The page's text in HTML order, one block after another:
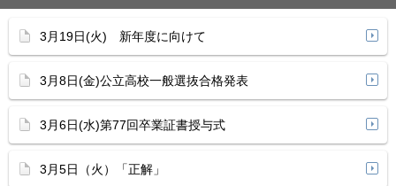
3月19日(火) 新年度に向けて
3月8日(金)公立高校一般選抜合格発表
3月6日(水)第77回卒業証書授与式
3月5日（火）「正解」